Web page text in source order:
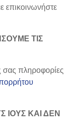
επικοινωνήστε
ΤΙΣ
σας πληροφορίες
ΙΟΥΣ ΚΑΙ ΔΕΝ